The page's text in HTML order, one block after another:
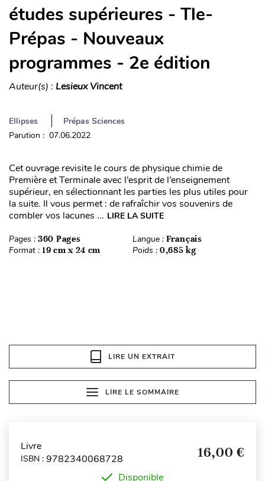
études supérieures - Tle-
Prépas - Nouveaux
programmes - 2e édition
Auteur(s) : Lesieux Vincent
Ellipses
Prépas Sciences
Parution : 07.06.2022
Cet ouvrage revisite le cours de physique chimie de
Première et Terminale avec l’esprit de l’enseignement
supérieur, en sélectionnant les parties les plus utiles pour
la suite. Il vous permet : de rafraîchir vos souvenirs de
combler vos lacunes ... LIRE LA SUITE
Pages : 360 Pages Langue : Français
Format : 19 cm x 24 cm Poids : 0,685 kg
LIRE UN EXTRAIT
LIRE LE SOMMAIRE
Livre
ISBN : 9782340068728 16,00 €
Disponible